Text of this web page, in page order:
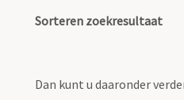
Sorteren zoekresultaat
Dan kunt u daaronder